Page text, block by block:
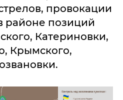
провокации
районе позиций
Катериновки,
Крымского,